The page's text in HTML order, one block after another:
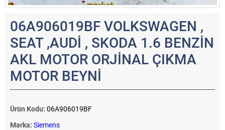
06A906019BF VOLKSWAGEN ,
SEAT ,AUDİ , SKODA 1.6 BENZİN
AKL MOTOR ORJİNAL ÇIKMA
MOTOR BEYNİ
Ürün Kodu: 06A906019BF
Marka: Siemens